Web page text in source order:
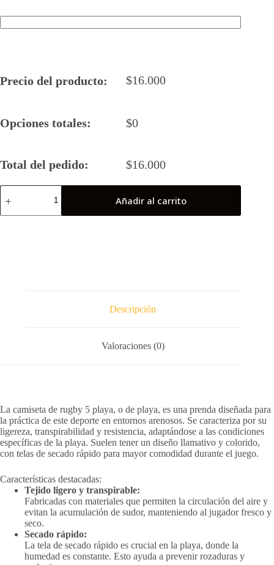
Precio del producto: $16.000
Opciones totales: $0
Total del pedido: $16.000
Camiseta
Rugby
Añadir al carrito
Descripción
Valoraciones (0)
La camiseta de rugby 5 playa, o de playa, es una prenda diseñada para
la práctica de este deporte en entornos arenosos. Se caracteriza por su
ligereza, transpirabilidad y resistencia, adaptándose a las condiciones
específicas de la playa. Suelen tener un diseño llamativo y colorido,
con telas de secado rápido para mayor comodidad durante el juego.
Características destacadas:
Tejido ligero y transpirable:
Fabricadas con materiales que permiten la circulación del aire y
evitan la acumulación de sudor, manteniendo al jugador fresco y
seco.
Secado rápido:
La tela de secado rápido es crucial en la playa, donde la
humedad es constante. Esto ayuda a prevenir rozaduras y